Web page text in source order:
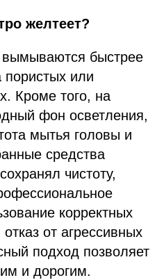
желтеет?
быстрее
пористых или
Кроме того, на
фон осветления,
мытья головы и
средства
чистоту,
корректных
от агрессивных
подход позволяет
и дорогим.